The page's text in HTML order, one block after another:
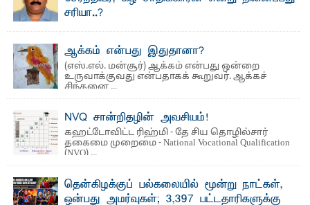
சரியா..?
ஆக்கம் என்பது இதுதானா?
(எஸ்.எல். மன்சூர்) ஆக்கம் என்பது ஒன்றை
உருவாக்குவது என்பதாகக் கூறுவர். ஆக்கச்
சிந்தனை ...
NVQ சான்றிதழின் அவசியம்!
கஹட்டோவிட்ட ரிஹ்மி - தே சிய தொழில்சார்
தகைமை முறைமை - National Vocational Qualification
(NVQ) ...
தென்கிழக்குப் பல்கலையில் மூன்று நாட்கள்,
ஒன்பது அமர்வுகள்; 3,397 பட்டதாரிகளுக்கு